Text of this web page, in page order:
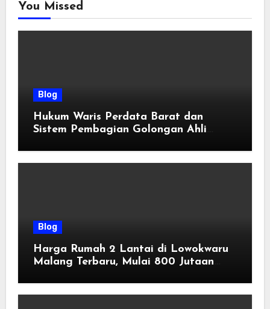
You Missed
Blog
Hukum Waris Perdata Barat dan
Sistem Pembagian Golongan Ahli
Blog
Harga Rumah 2 Lantai di Lowokwaru
Malang Terbaru, Mulai 800 Jutaan